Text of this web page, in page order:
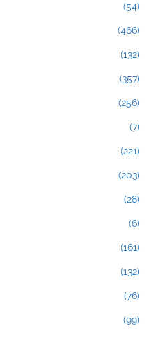
(54)
(466)
(132)
(357)
(256)
(7)
(221)
(203)
(28)
(6)
(161)
(132)
(76)
(99)